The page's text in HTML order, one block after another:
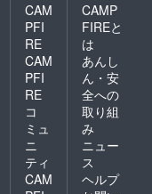
CAM
PFI
RE
CAM
PFI
RE
コ
ミュ
ニ
ティ
CAM
CAMP
FIREと
は
あんし
ん・安
全への
取り組
み
ニュー
ス
ヘルプ